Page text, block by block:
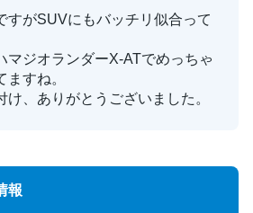
すがSUVにもバッチリ似合って
マジオランダーX-ATでめっちゃ
すね。
、ありがとうございました。
報